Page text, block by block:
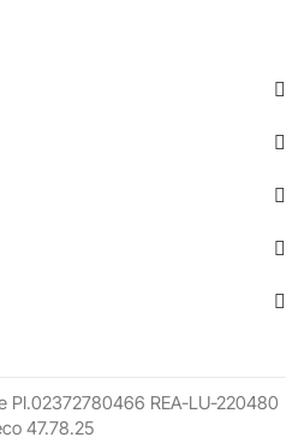
PI.02372780466 REA-LU-220480
47.78.25